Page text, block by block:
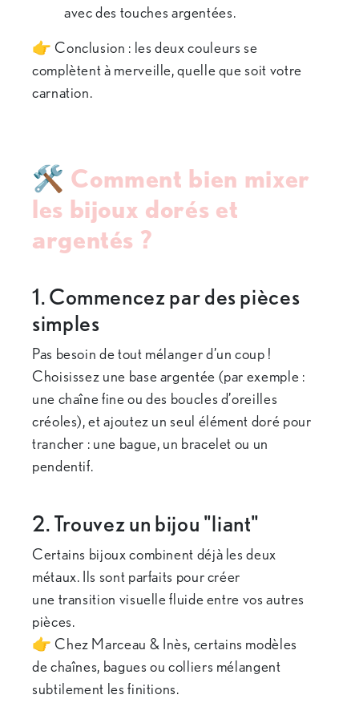
avec des touches argentées.
👉 Conclusion : les deux couleurs se
complètent à merveille, quelle que soit votre
carnation.
🛠 Comment bien mixer
les bijoux dorés et
argentés ?
1. Commencez par des pièces
simples
Pas besoin de tout mélanger d’un coup !
Choisissez une base argentée (par exemple :
une chaîne fine ou des boucles d’oreilles
créoles), et ajoutez un seul élément doré pour
trancher : une bague, un bracelet ou un
pendentif.
2. Trouvez un bijou "liant"
Certains bijoux combinent déjà les deux
métaux. Ils sont parfaits pour créer
une transition visuelle fluide entre vos autres
pièces.
👉 Chez Marceau & Inès, certains modèles
de chaînes, bagues ou colliers mélangent
subtilement les finitions.